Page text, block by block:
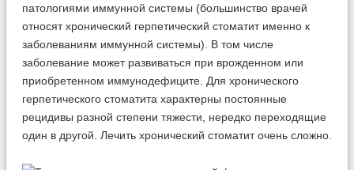
патологиями иммунной системы (большинство врачей
относят хронический герпетический стоматит именно к
заболеваниям иммунной системы). В том числе
заболевание может развиваться при врожденном или
приобретенном иммунодефиците. Для хронического
герпетического стоматита характерны постоянные
рецидивы разной степени тяжести, нередко переходящие
один в другой. Лечить хронический стоматит очень сложно.